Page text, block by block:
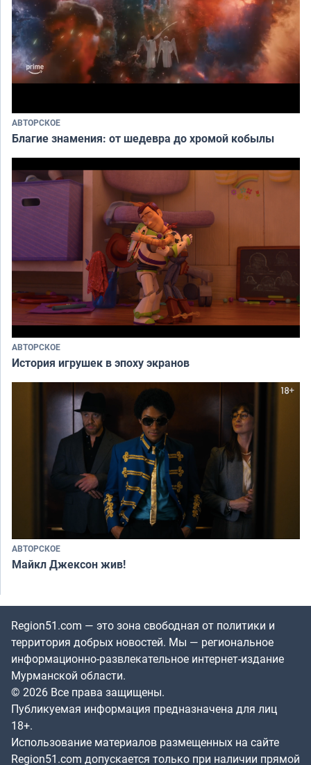
АВТОРСКОЕ
Благие знамения: от шедевра до хромой кобылы
АВТОРСКОЕ
История игрушек в эпоху экранов
АВТОРСКОЕ
Майкл Джексон жив!
Region51.com — это зона свободная от политики и
территория добрых новостей. Мы — региональное
информационно-развлекательное интернет-издание
Мурманской области.
© 2026 Все права защищены.
Публикуемая информация предназначена для лиц
18+.
Использование материалов размещенных на сайте
Region51.com допускается только при наличии прямой